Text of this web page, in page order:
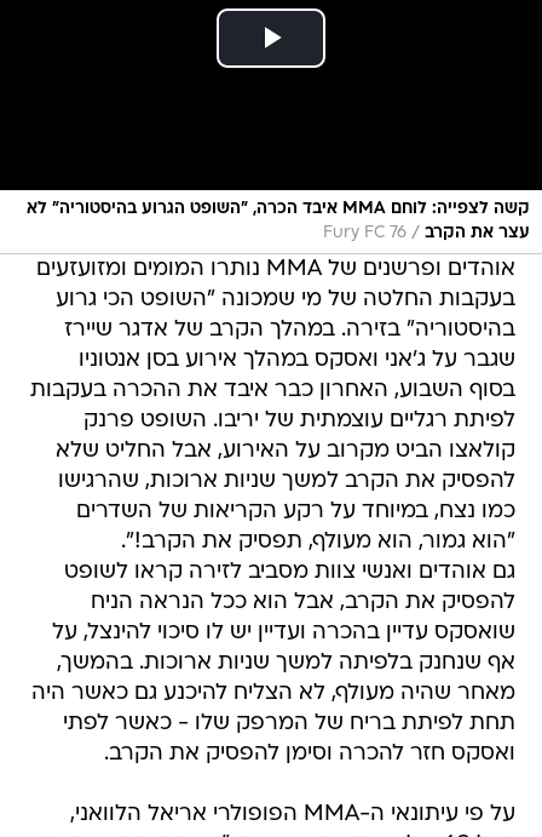
קשה לצפייה: לוחם MMA איבד הכרה, "השופט הגרוע בהיסטוריה" לא
עצר את הקרב /
Fury FC 76
אוהדים ופרשנים של MMA נותרו המומים ומזועזעים
בעקבות החלטה של מי שמכונה "השופט הכי גרוע
בהיסטוריה" בזירה. במהלך הקרב של אדגר שיירז
שגבר על ג'אני ואסקס במהלך אירוע בסן אנטוניו
בסוף השבוע, האחרון כבר איבד את ההכרה בעקבות
לפיתת רגליים עוצמתית של יריבו. השופט פרנק
קולאצו הביט מקרוב על האירוע, אבל החליט שלא
להפסיק את הקרב למשך שניות ארוכות, שהרגישו
כמו נצח, במיוחד על רקע הקריאות של השדרים
"הוא גמור, הוא מעולף, תפסיק את הקרב!".
גם אוהדים ואנשי צוות מסביב לזירה קראו לשופט
להפסיק את הקרב, אבל הוא ככל הנראה הניח
שואסקס עדיין בהכרה ועדיין יש לו סיכוי להינצל, על
אף שנחנק בלפיתה למשך שניות ארוכות. בהמשך,
מאחר שהיה מעולף, לא הצליח להיכנע גם כאשר היה
תחת לפיתת בריח של המרפק שלו - כאשר לפתי
ואסקס חזר להכרה וסימן להפסיק את הקרב.
על פי עיתונאי ה-MMA הפופולרי אריאל הלוואני,